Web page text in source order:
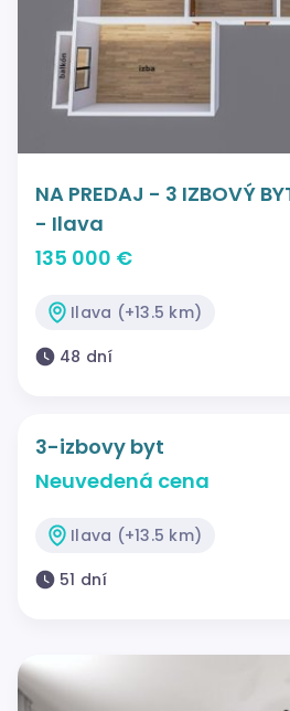
NA PREDAJ - 3 IZBOVÝ
- Ilava
135 000 €
Ilava (+13.5 km)
48 dní
3-izbovy byt
Neuvedená cena
Ilava (+13.5 km)
51 dní